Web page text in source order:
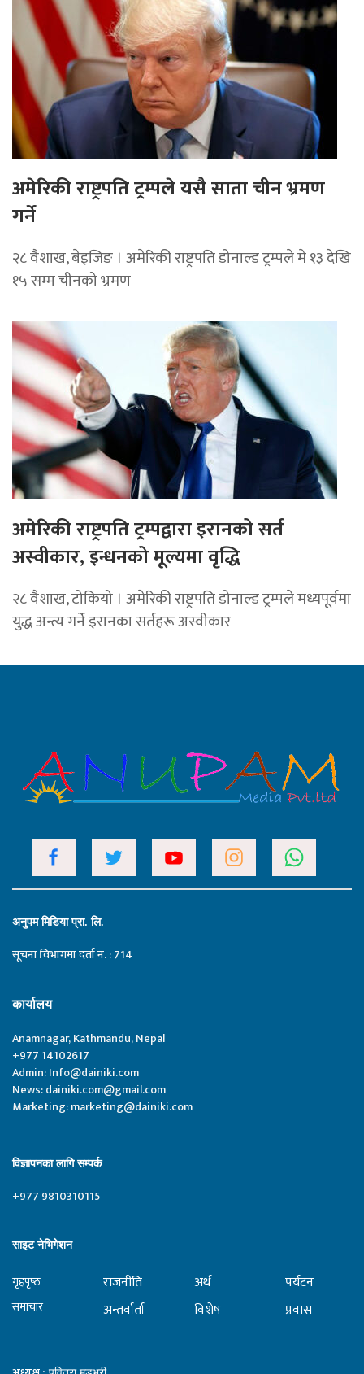
अमेरिकी राष्ट्रपति ट्रम्पले यसै साता चीन भ्रमण
गर्ने
२८ वैशाख, बेइजिङ । अमेरिकी राष्ट्रपति डोनाल्ड ट्रम्पले मे १३ देखि
१५ सम्म चीनको भ्रमण
अमेरिकी राष्ट्रपति ट्रम्पद्वारा इरानको सर्त
अस्वीकार, इन्धनको मूल्यमा वृद्धि
२८ वैशाख, टोकियो । अमेरिकी राष्ट्रपति डोनाल्ड ट्रम्पले मध्यपूर्वमा
युद्ध अन्त्य गर्ने इरानका सर्तहरू अस्वीकार
अनुपम मिडिया प्रा. लि.
सूचना विभागमा दर्ता नं. : 714
कार्यालय
Anamnagar, Kathmandu, Nepal
+977 14102617
Admin:Info@dainiki.com
News:dainiki.com@gmail.com
Marketing:marketing@dainiki.com
विज्ञापनका लागि सम्पर्क
+977 9810310115
साइट नेभिगेशन
गृहपृष्‍ठ
समाचार
राजनीति
अन्तर्वार्ता
अर्थ
विशेष
पर्यटन
प्रवास